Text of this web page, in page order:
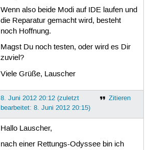
Wenn also beide Modi auf IDE laufen und
die Reparatur gemacht wird, besteht
noch Hoffnung.
Magst Du noch testen, oder wird es Dir
zuviel?
Viele Grüße, Lauscher
Zitieren
8. Juni 2012 20:12 (zuletzt
bearbeitet: 8. Juni 2012 20:15)
Hallo Lauscher,
nach einer Rettungs-Odyssee bin ich